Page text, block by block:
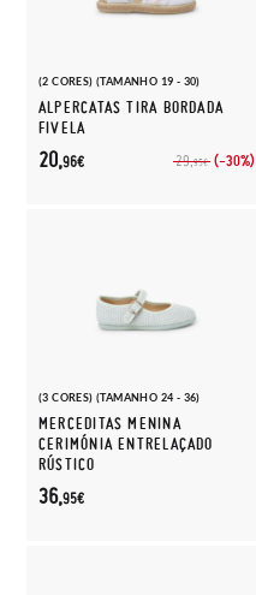
(2 CORES) (TAMANHO 19 - 30)
ALPERCATAS TIRA BORDADA
FIVELA
29,95€ (-30%)
20,96€
(3 CORES) (TAMANHO 24 - 36)
MERCEDITAS MENINA
CERIMÓNIA ENTRELAÇADO
RÚSTICO
36,95€